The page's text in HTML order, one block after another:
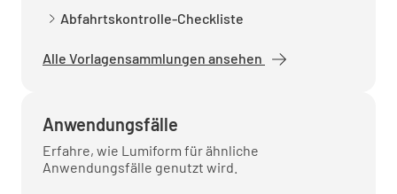
Abfahrtskontrolle-Checkliste
Alle Vorlagensammlungen ansehen
Anwendungsfälle
Erfahre, wie Lumiform für ähnliche
Anwendungsfälle genutzt wird.